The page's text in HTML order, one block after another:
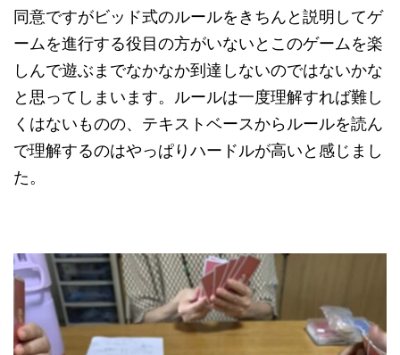
同意ですがビッド式のルールをきちんと説明してゲ
ームを進行する役目の方がいないとこのゲームを楽
しんで遊ぶまでなかなか到達しないのではないかな
と思ってしまいます。ルールは一度理解すれば難し
くはないものの、テキストベースからルールを読ん
で理解するのはやっぱりハードルが高いと感じまし
た。